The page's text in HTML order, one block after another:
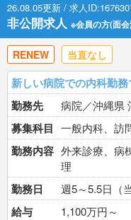
26.08.05更新 / 求人
非公開求人 ※会員の方(面
RENEW 当直なし
新しい病院での内科勤務
勤務先
病院／沖縄県
募集科目 一般内科、訪
勤務内容 外来診療、病
理
勤務日 週5～5.5日（
給与 1,100万円～